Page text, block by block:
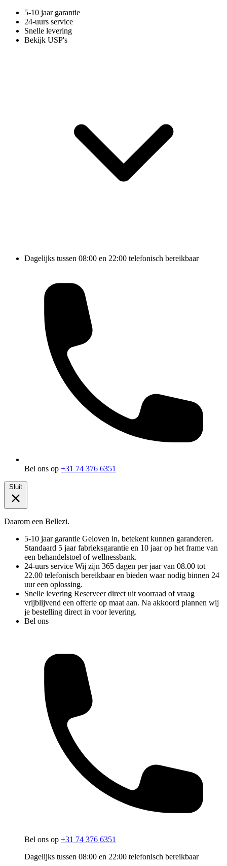
5-10 jaar garantie
24-uurs service
Snelle levering
Bekijk USP's
Dagelijks tussen 08:00 en 22:00 telefonisch bereikbaar
Bel ons op +31 74 376 6351
Sluit
Daarom een Bellezi.
5-10 jaar garantie Geloven in, betekent kunnen garanderen.
Standaard 5 jaar fabrieksgarantie en 10 jaar op het frame van
een behandelstoel of wellnessbank.
24-uurs service Wij zijn 365 dagen per jaar van 08.00 tot
22.00 telefonisch bereikbaar en bieden waar nodig binnen 24
uur een oplossing.
Snelle levering Reserveer direct uit voorraad of vraag
vrijblijvend een offerte op maat aan. Na akkoord plannen wij
je bestelling direct in voor levering.
Bel ons
Bel ons op +31 74 376 6351
Dagelijks tussen 08:00 en 22:00 telefonisch bereikbaar